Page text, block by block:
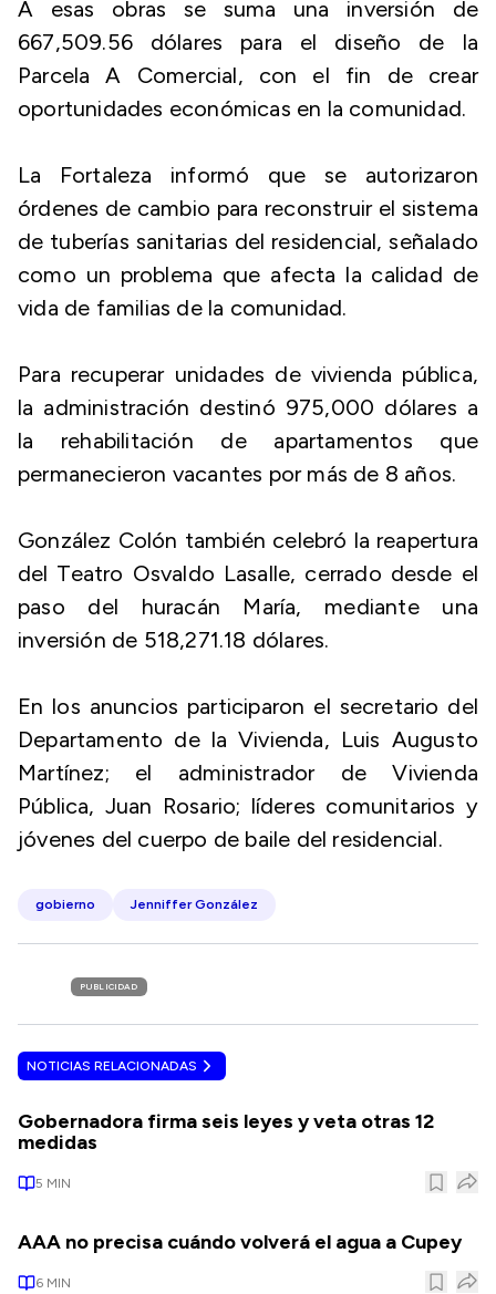
A esas obras se suma una inversión de
667,509.56 dólares para el diseño de la
Parcela A Comercial, con el fin de crear
oportunidades económicas en la comunidad.
La Fortaleza informó que se autorizaron
órdenes de cambio para reconstruir el sistema
de tuberías sanitarias del residencial, señalado
como un problema que afecta la calidad de
vida de familias de la comunidad.
Para recuperar unidades de vivienda pública,
la administración destinó 975,000 dólares a
la rehabilitación de apartamentos que
permanecieron vacantes por más de 8 años.
González Colón también celebró la reapertura
del Teatro Osvaldo Lasalle, cerrado desde el
paso del huracán María, mediante una
inversión de 518,271.18 dólares.
En los anuncios participaron el secretario del
Departamento de la Vivienda, Luis Augusto
Martínez; el administrador de Vivienda
Pública, Juan Rosario; líderes comunitarios y
jóvenes del cuerpo de baile del residencial.
gobierno Jenniffer González
PUBLICIDAD
NOTICIAS RELACIONADAS
Gobernadora firma seis leyes y veta otras 12
medidas
5 MIN
AAA no precisa cuándo volverá el agua a Cupey
6 MIN